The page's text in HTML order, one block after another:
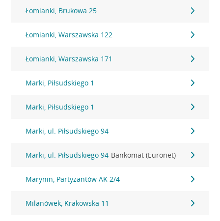
Łomianki, Brukowa 25
Łomianki, Warszawska 122
Łomianki, Warszawska 171
Marki, Piłsudskiego 1
Marki, Piłsudskiego 1
Marki, ul. Piłsudskiego 94
Marki, ul. Piłsudskiego 94 Bankomat (Euronet)
Marynin, Partyzantów AK 2/4
Milanówek, Krakowska 11